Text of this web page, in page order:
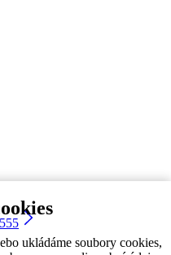
ukládáme soubory cookies,